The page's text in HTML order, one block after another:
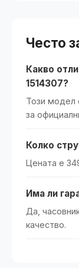
Често
Какво
1514307?
Този модел
за
Колко
Цената е
Има ли
Да,
качество.